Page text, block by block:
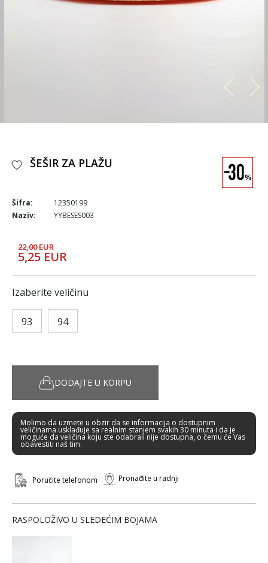
ŠEŠIR ZA PLAŽU
Šifra:
12350199
Naziv:
YYBESES003
22,00 EUR
5,25 EUR
Izaberite veličinu
93 94
DODAJTE U KORPU
Molimo da uzmete u obzir da se informacija o dostupnim
veličinama usklađuje sa realnim stanjem svakih 30 minuta i da je
moguće da veličina koju ste odabrali nije dostupna, o čemu će Vas
obavestiti naš tim.
Poručite telefonom Pronađite u radnji
RASPOLOŽIVO U SLEDEĆIM BOJAMA